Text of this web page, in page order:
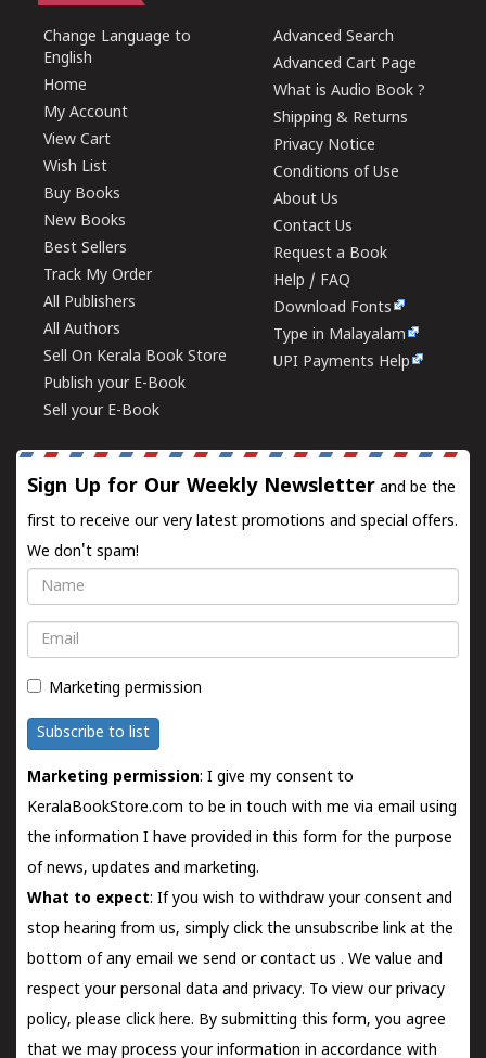
Change Language to
English
Home
My Account
View Cart
Wish List
Buy Books
New Books
Best Sellers
Track My Order
All Publishers
All Authors
Sell On Kerala Book Store
Publish your E-Book
Sell your E-Book
Advanced Search
Advanced Cart Page
What is Audio Book ?
Shipping & Returns
Privacy Notice
Conditions of Use
About Us
Contact Us
Request a Book
Help / FAQ
Download Fonts
Type in Malayalam
UPI Payments Help
Sign Up for Our Weekly Newsletter and be the
first to receive our very latest promotions and special offers.
We don't spam!
Name
Email
Marketing permission
Subscribe to list
Marketing permission: I give my consent to
KeralaBookStore.com to be in touch with me via email using
the information I have provided in this form for the purpose
of news, updates and marketing.
What to expect: If you wish to withdraw your consent and
stop hearing from us, simply click the unsubscribe link at the
bottom of any email we send orcontact us . We value and
respect your personal data and privacy. To view our privacy
policy, please click here. By submitting this form, you agree
that we may process your information in accordance with